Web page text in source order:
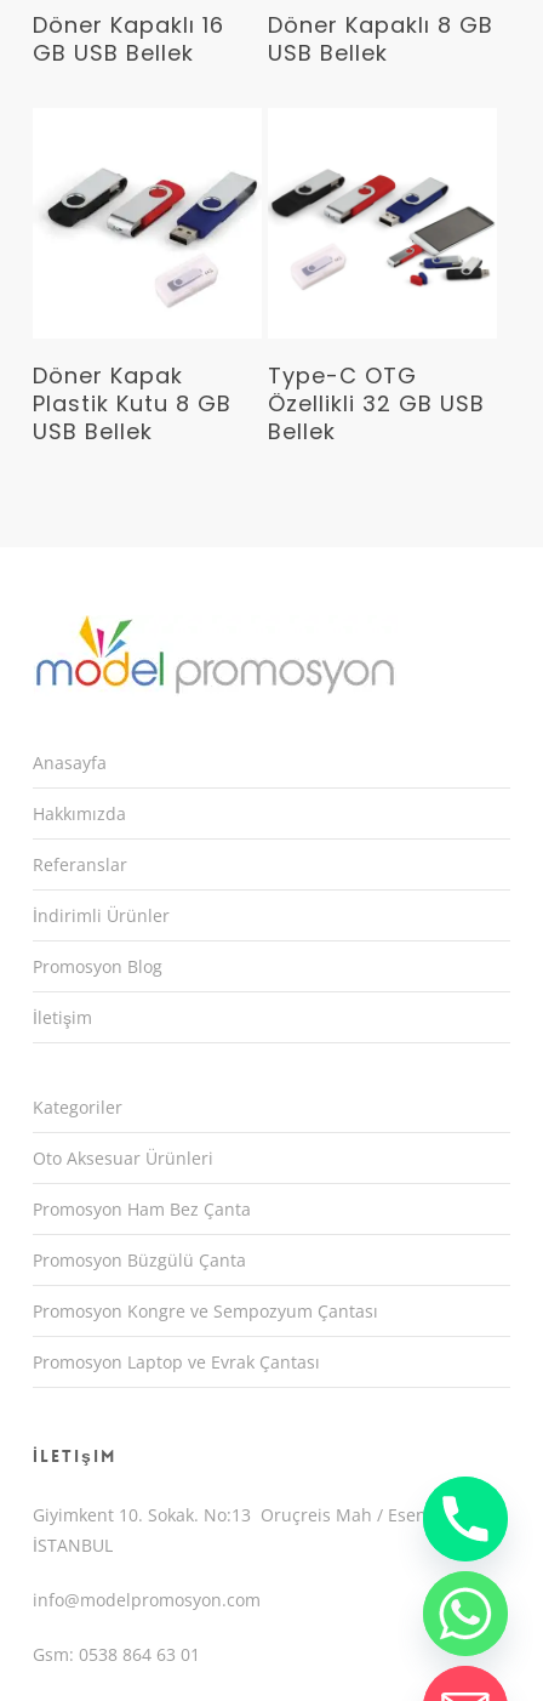
Devamını Oku
Döner Kapaklı 16
GB USB Bellek
Devamını Oku
Döner Kapaklı 8 GB
USB Bellek
Devamını Oku
Döner Kapak
Plastik Kutu 8 GB
USB Bellek
Devamını Oku
Type-C OTG
Özellikli 32 GB USB
Bellek
Anasayfa
Hakkımızda
Referanslar
İndirimli Ürünler
Promosyon Blog
İletişim
Kategoriler
Oto Aksesuar Ürünleri
Promosyon Ham Bez Çanta
Promosyon Büzgülü Çanta
Promosyon Kongre ve Sempozyum Çantası
Promosyon Laptop ve Evrak Çantası
İletişim
Giyimkent 10. Sokak. No:13 Oruçreis Mah / Esenler /
İSTANBUL
info@modelpromosyon.com
Gsm: 0538 864 63 01